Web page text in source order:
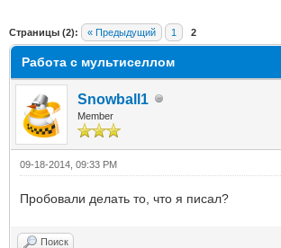
Страницы (2): « Предыдущий 1 2
Работа с мультиселлом
Snowball1
Member
09-18-2014, 09:33 PM
Пробовали делать то, что я писал?
Поиск